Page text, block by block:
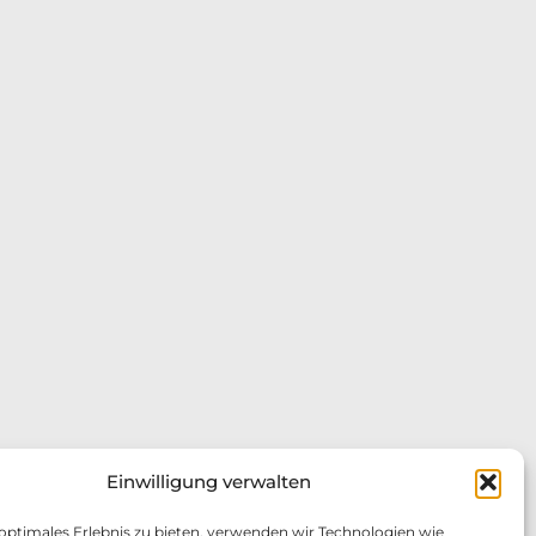
Einwilligung verwalten
Erlebnis zu bieten, verwenden wir Technologien wie